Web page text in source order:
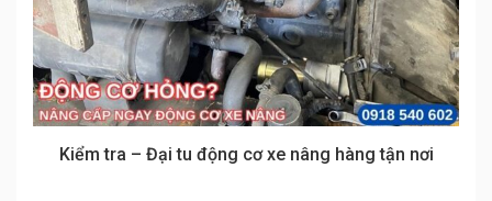
Kiểm tra – Đại tu động cơ xe nâng hàng tận nơi